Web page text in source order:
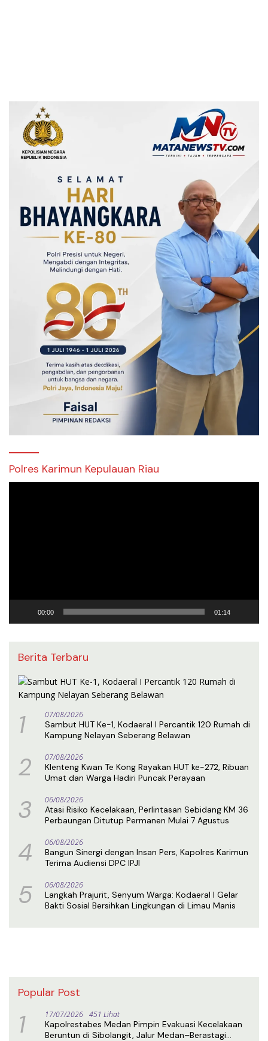
Polres Karimun Kepulauan Riau
00:00 01:14
Berita Terbaru
1 07/08/2026
Sambut HUT Ke-1, Kodaeral I Percantik 120 Rumah di
Kampung Nelayan Seberang Belawan
2 07/08/2026
Klenteng Kwan Te Kong Rayakan HUT ke-272, Ribuan
Umat dan Warga Hadiri Puncak Perayaan
3 06/08/2026
Atasi Risiko Kecelakaan, Perlintasan Sebidang KM 36
Perbaungan Ditutup Permanen Mulai 7 Agustus
4 06/08/2026
Bangun Sinergi dengan Insan Pers, Kapolres Karimun
Terima Audiensi DPC IPJI
5 06/08/2026
Langkah Prajurit, Senyum Warga: Kodaeral I Gelar
Bakti Sosial Bersihkan Lingkungan di Limau Manis
Popular Post
1 17/07/2026 451 Lihat
Kapolrestabes Medan Pimpin Evakuasi Kecelakaan
Beruntun di Sibolangit, Jalur Medan–Berastagi